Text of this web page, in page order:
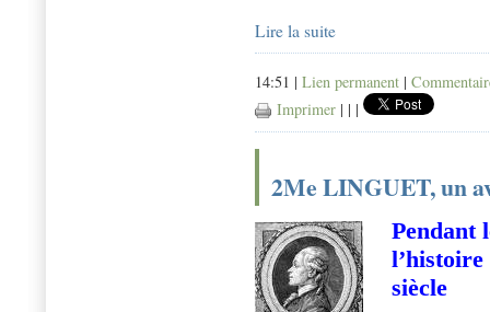
Lire la suite
14:51 | Lien permanent |
Imprimer | | |
2Me LINGUET, un
Pendant
siècle